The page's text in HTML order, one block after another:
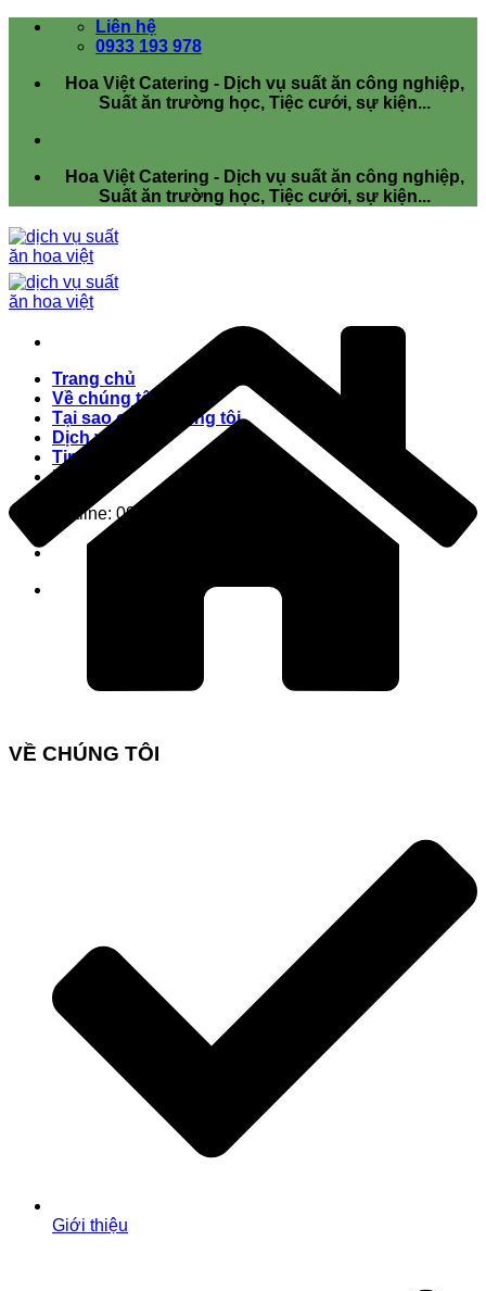
dung
Liên hệ
0933 193 978
Hoa Việt Catering - Dịch vụ suất ăn công nghiệp,
Suất ăn trường học, Tiệc cưới, sự kiện...
Hoa Việt Catering - Dịch vụ suất ăn công nghiệp,
Suất ăn trường học, Tiệc cưới, sự kiện...
Trang chủ
Về chúng tôi
Tại sao chọn chúng tôi
Dịch vụ
Tin tức
Liên hệ
Hotline: 0933 193 978
VỀ CHÚNG TÔI
Giới thiệu